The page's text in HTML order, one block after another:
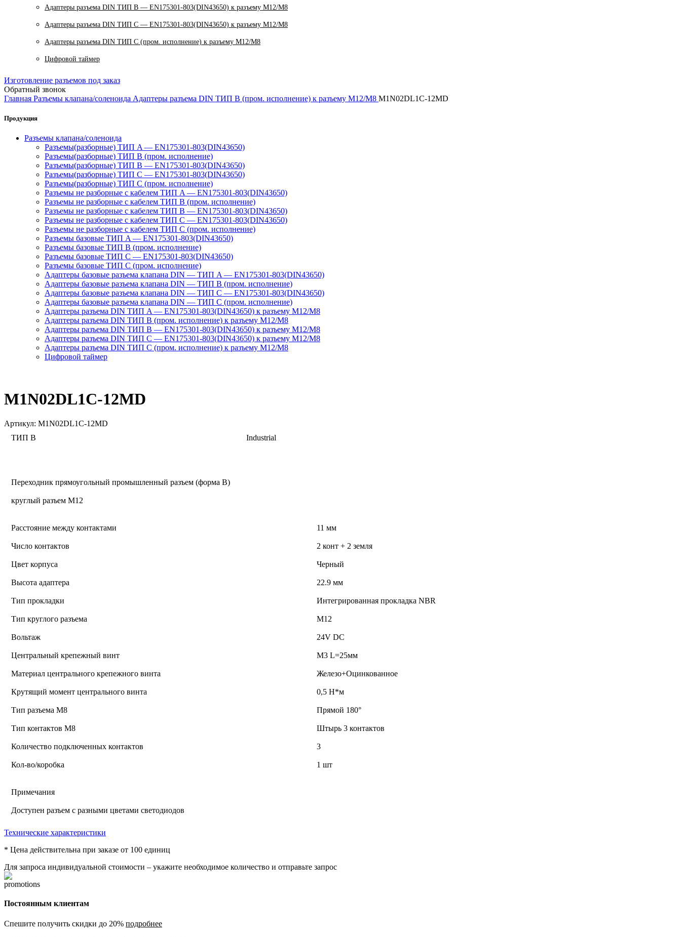
Адаптеры разъема DIN ТИП B — EN175301-803(DIN43650) к разъему M12/M8
Адаптеры разъема DIN ТИП C — EN175301-803(DIN43650) к разъему M12/M8
Адаптеры разъема DIN ТИП C (пром. исполнение) к разъему M12/M8
Цифровой таймер
Изготовление разъемов под заказ
Обратный звонок
Главная Разъемы клапана/соленоида Адаптеры разъема DIN ТИП B (пром. исполнение) к разъему M12/M8 M1N02DL1C-12MD
Продукция
Разъемы клапана/соленоида
Разъемы(разборные) ТИП A — EN175301-803(DIN43650)
Разъемы(разборные) ТИП В (пром. исполнение)
Разъемы(разборные) ТИП B — EN175301-803(DIN43650)
Разъемы(разборные) ТИП C — EN175301-803(DIN43650)
Разъемы(разборные) ТИП С (пром. исполнение)
Разъемы не разборные с кабелем ТИП A — EN175301-803(DIN43650)
Разъемы не разборные с кабелем ТИП B (пром. исполнение)
Разъемы не разборные с кабелем ТИП B — EN175301-803(DIN43650)
Разъемы не разборные с кабелем ТИП C — EN175301-803(DIN43650)
Разъемы не разборные с кабелем ТИП C (пром. исполнение)
Разъемы базовые ТИП A — EN175301-803(DIN43650)
Разъемы базовые ТИП В (пром. исполнение)
Разъемы базовые ТИП C — EN175301-803(DIN43650)
Разъемы базовые ТИП C (пром. исполнение)
Адаптеры базовые разъема клапана DIN — ТИП A — EN175301-803(DIN43650)
Адаптеры базовые разъема клапана DIN — ТИП B (пром. исполнение)
Адаптеры базовые разъема клапана DIN — ТИП C — EN175301-803(DIN43650)
Адаптеры базовые разъема клапана DIN — ТИП C (пром. исполнение)
Адаптеры разъема DIN ТИП A — EN175301-803(DIN43650) к разъему M12/M8
Адаптеры разъема DIN ТИП B (пром. исполнение) к разъему M12/M8
Адаптеры разъема DIN ТИП B — EN175301-803(DIN43650) к разъему M12/M8
Адаптеры разъема DIN ТИП C — EN175301-803(DIN43650) к разъему M12/M8
Адаптеры разъема DIN ТИП C (пром. исполнение) к разъему M12/M8
Цифровой таймер
M1N02DL1C-12MD
Артикул: M1N02DL1C-12MD
ТИП В
Industrial
Переходник прямоугольный промышленный разъем (форма B)
круглый разъем М12
Расстояние между контактами 11 мм
Число контактов 2 конт + 2 земля
Цвет корпуса Черный
Высота адаптера 22.9 мм
Тип прокладки Интегрированная прокладка NBR
Тип круглого разъема М12
Вольтаж 24V DC
Центральный крепежный винт M3 L=25мм
Материал центрального крепежного винта Железо+Оцинкованное
Крутящий момент центрального винта 0,5 Н*м
Тип разъема M8 Прямой 180°
Тип контактов М8 Штырь 3 контактов
Количество подключенных контактов 3
Кол-во/коробка 1 шт
Примечания
Доступен разъем с разными цветами светодиодов
Технические характеристики
* Цена действительна при заказе от 100 единиц
Для запроса индивидуальной стоимости – укажите необходимое количество и отправьте запрос
Постоянным клиентам
Спешите получить скидки до 20% подробнее